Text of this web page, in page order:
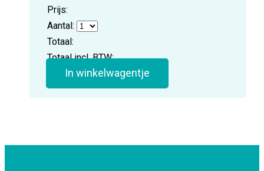
Prijs:
Aantal:
Totaal:
Totaal incl. BTW:
In winkelwagentje